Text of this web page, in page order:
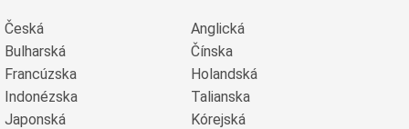
Česká
Anglická
Bulharská
Čínska
Francúzska
Holandská
Indonézska
Talianska
Japonská
Kórejská